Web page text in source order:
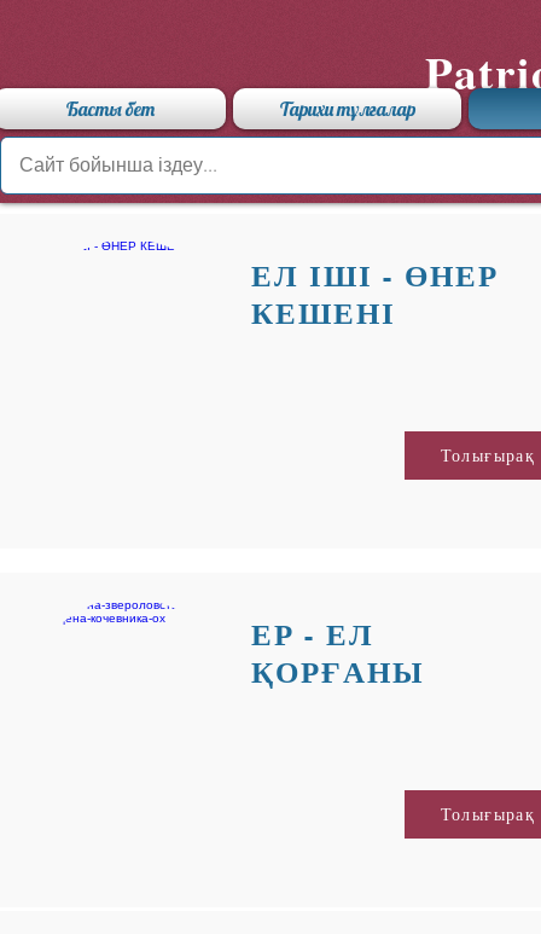
Басты бет Тарихи тұлғалар
ЕЛ ІШІ - ӨНЕР
КЕШЕНІ
Толығырақ
ЕР - ЕЛ
ҚОРҒАНЫ
Толығырақ